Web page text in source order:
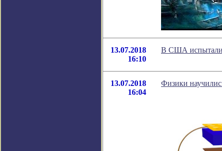
13.07.2018
16:10
В США испытали
13.07.2018
16:04
Физики